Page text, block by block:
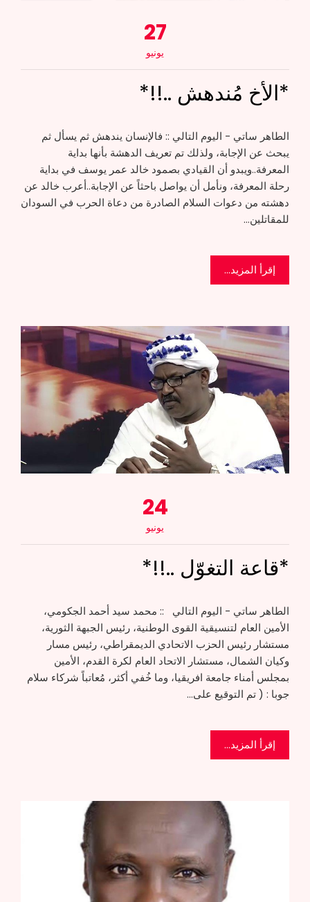
27
يونيو
*الأخ مُندهش ..!!*
الطاهر ساتي - اليوم التالي :: فالإنسان يندهش ثم يسأل ثم
يبحث عن الإجابة، ولذلك تم تعريف الدهشة بأنها بداية
المعرفة..ويبدو أن القيادي بصمود خالد عمر يوسف في بداية
رحلة المعرفة، ونأمل أن يواصل باحثاً عن الإجابة..أعرب خالد عن
دهشته من دعوات السلام الصادرة من دعاة الحرب في السودان
للمقاتلين…
إقرأ المزيد...
24
يونيو
*قاعة التغوّل ..!!*
الطاهر ساتي - اليوم التالي :: محمد سيد أحمد الجكومي،
الأمين العام لتنسيقية القوى الوطنية، رئيس الجبهة الثورية،
مستشار رئيس الحزب الاتحادي الديمقراطي، رئيس مسار
وكيان الشمال، مستشار الاتحاد العام لكرة القدم، الأمين
بمجلس أمناء جامعة افريقيا، وما خُفي أكثر، مُعاتباً شركاء سلام
جوبا : ( تم التوقيع على…
إقرأ المزيد...